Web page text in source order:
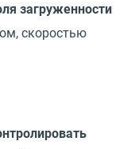
загруженности
скоростью